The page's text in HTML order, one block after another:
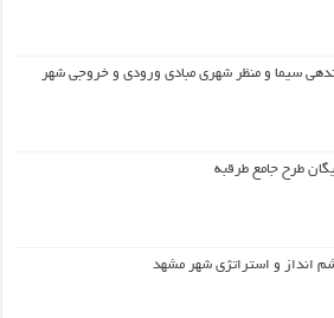
سیما و منظر شهری مبادی ورودی و خروجی شهر
طرح جامع طرقبه
انداز و استراتژی شهر مشهد